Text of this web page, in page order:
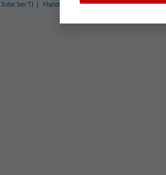
Jobs bei TI Handelsmarke Privacy Policy Link